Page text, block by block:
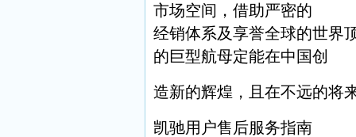
市场空间，借助严密的
经销体系及享誉全球的世界
的巨型航母定能在中国创
造新的辉煌，且在不远的将
凯驰用户售后服务指南